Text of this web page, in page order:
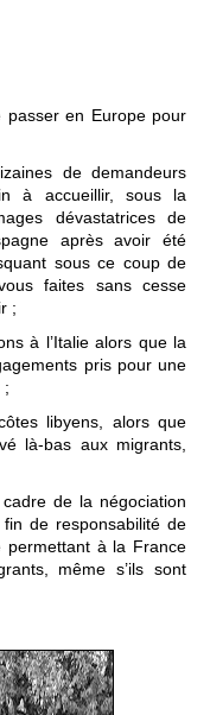
en Europe pour
de demandeurs
à accueillir, sous la
dévastatrices de
après avoir été
sous ce coup de
faites sans cesse
;
à l’Italie alors que la
pris pour une
;
libyens, alors que
là-bas aux migrants,
de la négociation
de responsabilité de
permettant à la France
même s’ils sont